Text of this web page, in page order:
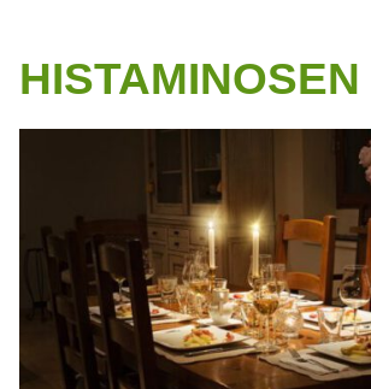
HISTAMINOSEN